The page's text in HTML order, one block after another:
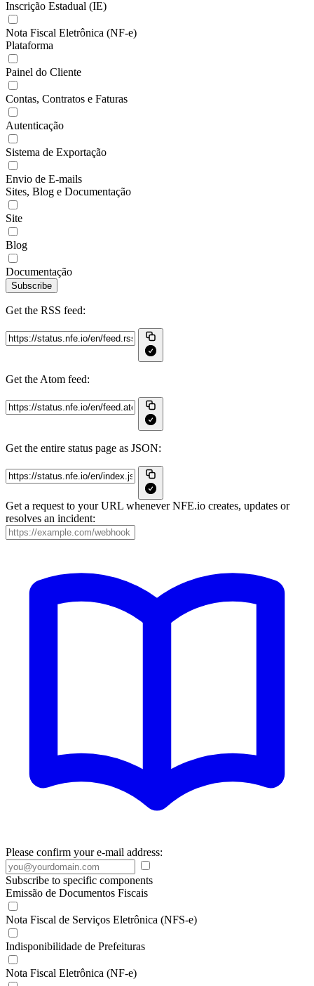
Inscrição Estadual (IE)
Nota Fiscal Eletrônica (NF-e)
Plataforma
Painel do Cliente
Contas, Contratos e Faturas
Autenticação
Sistema de Exportação
Envio de E-mails
Sites, Blog e Documentação
Site
Blog
Documentação
Subscribe
Get the RSS feed:
Get the Atom feed:
Get the entire status page as JSON:
Get a request to your URL whenever NFE.io creates, updates or
resolves an incident:
Please confirm your e-mail address:
Subscribe to specific components
Emissão de Documentos Fiscais
Nota Fiscal de Serviços Eletrônica (NFS-e)
Indisponibilidade de Prefeituras
Nota Fiscal Eletrônica (NF-e)